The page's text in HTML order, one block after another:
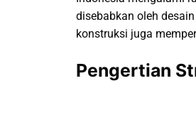
disebabkan oleh
konstruksi juga
Pengertian